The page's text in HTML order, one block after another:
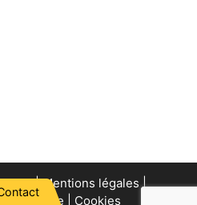
TP|Mentions légales |
vie privée
Cookies